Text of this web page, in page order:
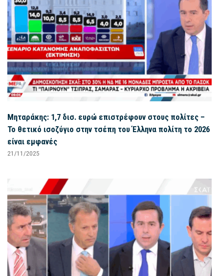
Μηταράκης: 1,7 δισ. ευρώ επιστρέφουν στους πολίτες –
Το θετικό ισοζύγιο στην τσέπη του Έλληνα πολίτη το 2026
είναι εμφανές
21/11/2025